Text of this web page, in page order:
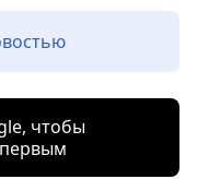
чтобы